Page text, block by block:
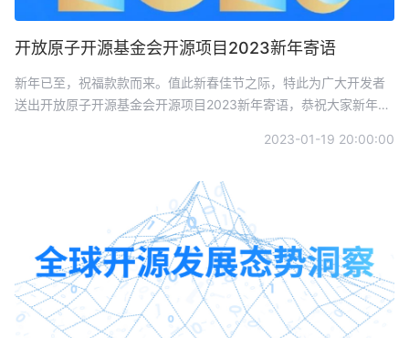
开放原子开源基金会开源项目2023新年寄语
新年已至，祝福款款而来。值此新春佳节之际，特此为广大开发者
送出开放原子开源基金会开源项目2023新年寄语，恭祝大家新年快
2023-01-19 20:00:00